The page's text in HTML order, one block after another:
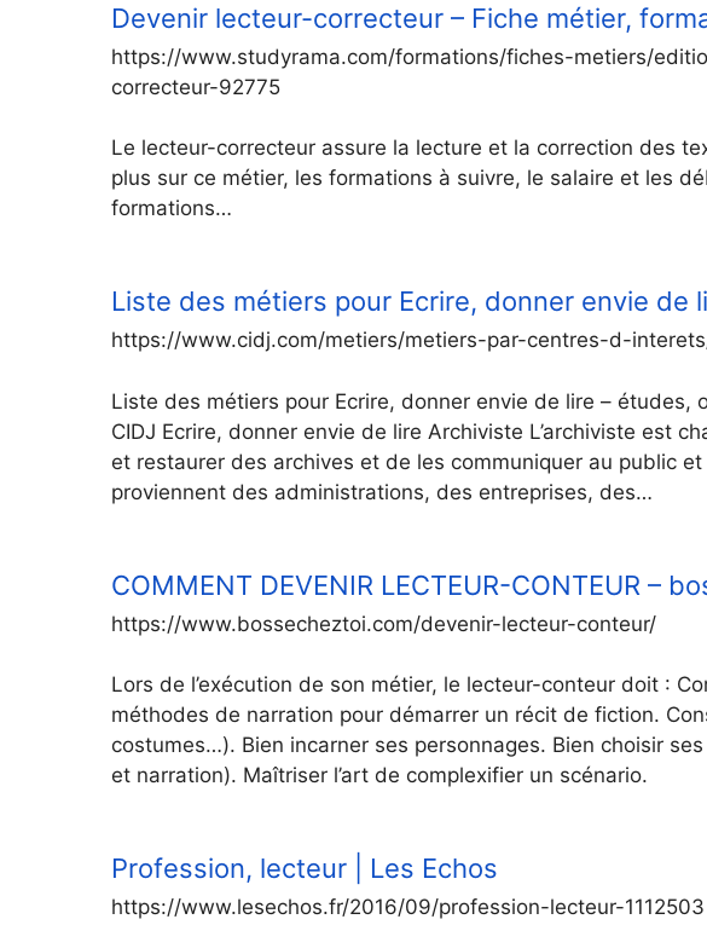
Devenir lecteur-correcteur – Fiche métier,
https://www.studyrama.com/formations/fiches-metiers/
correcteur-92775
Le lecteur-correcteur assure la lecture et la correction des
plus sur ce métier, les formations à suivre, le salaire et les
formations…
Liste des métiers pour Ecrire, donner envie de
https://www.cidj.com/metiers/metiers-par-centres-d-
Liste des métiers pour Ecrire, donner envie de lire – études,
CIDJ Ecrire, donner envie de lire Archiviste L’archiviste est
et restaurer des archives et de les communiquer au public
proviennent des administrations, des entreprises, des…
COMMENT DEVENIR LECTEUR-CONTEUR –
https://www.bossecheztoi.com/devenir-lecteur-conteur/
Lors de l’exécution de son métier, le lecteur-conteur doit :
méthodes de narration pour démarrer un récit de fiction.
costumes…). Bien incarner ses personnages. Bien choisir
et narration). Maîtriser l’art de complexifier un scénario.
Profession, lecteur | Les Echos
https://www.lesechos.fr/2016/09/profession-lecteur-1112503